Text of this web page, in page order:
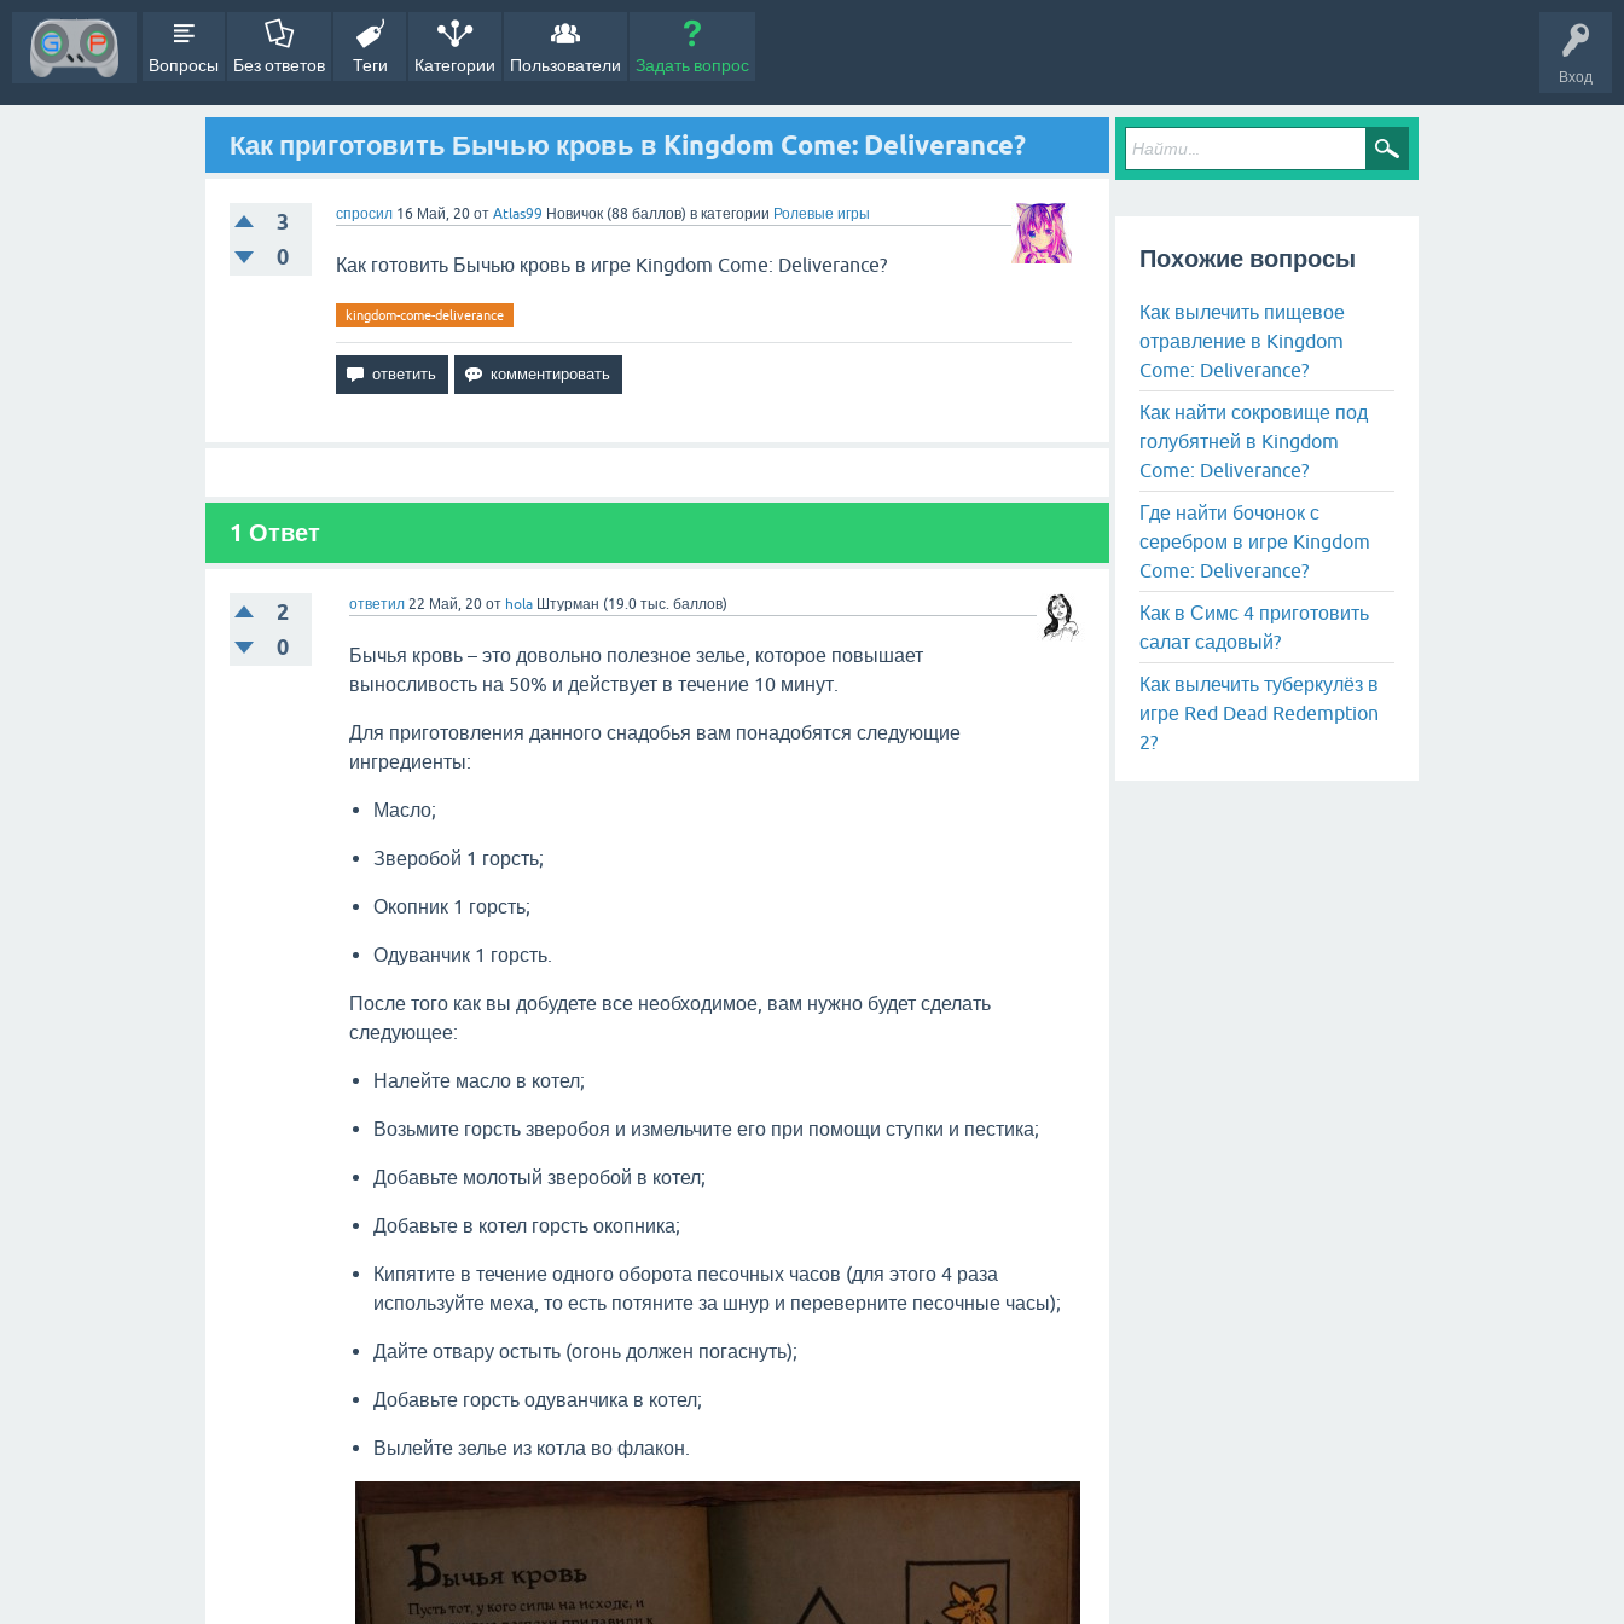
Вход
Вопросы Без ответов Теги Категории Пользователи Задать вопрос
Как приготовить Бычью кровь в Kingdom Come: Deliverance?
3
0
спросил 16 Май, 20 от Atlas99 Новичок (88 баллов) в категории Ролевые игры
Как готовить Бычью кровь в игре Kingdom Come: Deliverance?
kingdom-come-deliverance
1 Ответ
2
0
ответил 22 Май, 20 от hola Штурман (19.0 тыс. баллов)
Бычья кровь – это довольно полезное зелье, которое повышает
выносливость на 50% и действует в течение 10 минут.
Для приготовления данного снадобья вам понадобятся следующие
ингредиенты:
Масло;
Зверобой 1 горсть;
Окопник 1 горсть;
Одуванчик 1 горсть.
После того как вы добудете все необходимое, вам нужно будет сделать
следующее:
Налейте масло в котел;
Возьмите горсть зверобоя и измельчите его при помощи ступки и пестика;
Добавьте молотый зверобой в котел;
Добавьте в котел горсть окопника;
Кипятите в течение одного оборота песочных часов (для этого 4 раза
используйте меха, то есть потяните за шнур и переверните песочные часы);
Дайте отвару остыть (огонь должен погаснуть);
Добавьте горсть одуванчика в котел;
Вылейте зелье из котла во флакон.
Похожие вопросы
Как вылечить пищевое
отравление в Kingdom
Come: Deliverance?
Как найти сокровище под
голубятней в Kingdom
Come: Deliverance?
Где найти бочонок с
серебром в игре Kingdom
Come: Deliverance?
Как в Симс 4 приготовить
салат садовый?
Как вылечить туберкулёз в
игре Red Dead Redemption
2?